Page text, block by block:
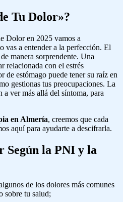
Tu Dolor»?
Dolor en 2025 vamos a
vas a entender a la perfección. El
manera sorprendente. Una
relacionada con el estrés
de estómago puede tener su raíz en
gestionas tus preocupaciones. La
a ver más allá del síntoma, para
en Almería, creemos que cada
aquí para ayudarte a descifrarla.
Según la PNI y la
de los dolores más comunes
sobre tu salud;